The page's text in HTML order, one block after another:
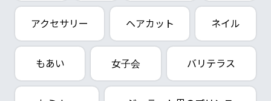
アクセサリー ヘアカット ネイル
もあい 女子会 バリテラス